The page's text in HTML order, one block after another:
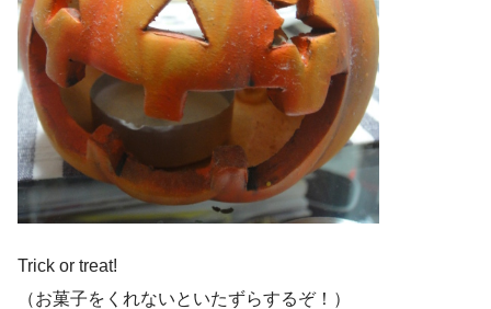
Trick or treat!
（お菓子をくれないといたずらするぞ！）